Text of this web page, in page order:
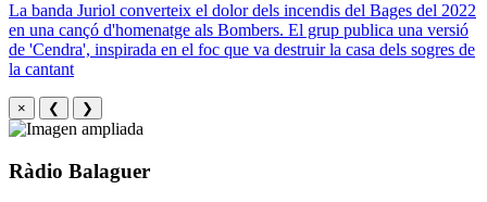
La banda Juriol converteix el dolor dels incendis del Bages del 2022
en una cançó d'homenatge als Bombers. El grup publica una versió
de 'Cendra', inspirada en el foc que va destruir la casa dels sogres de
la cantant
× ❮ ❯
Ràdio Balaguer